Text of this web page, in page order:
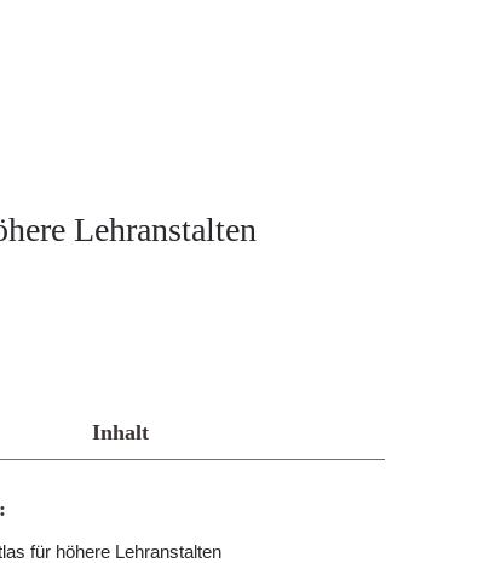
Lehranstalten
Inhalt
für höhere Lehranstalten